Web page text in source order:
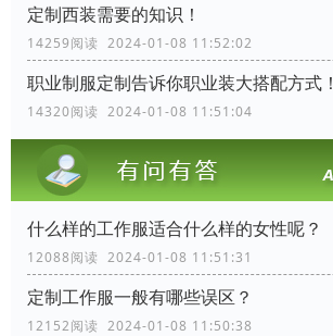
定制西装需要的知识！
14259阅读 2024-01-08 11:52:02
职业制服定制告诉你职业装大搭配方式！
14320阅读 2024-01-08 11:51:04
什么样的工作服适合什么样的女性呢？
12088阅读 2024-01-08 11:51:31
定制工作服一般有哪些误区？
12152阅读 2024-01-08 11:50:38